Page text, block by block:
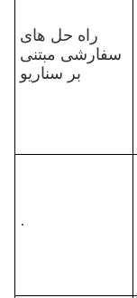
راه حل های
سفارشی مبتنی
بر سناریو
·